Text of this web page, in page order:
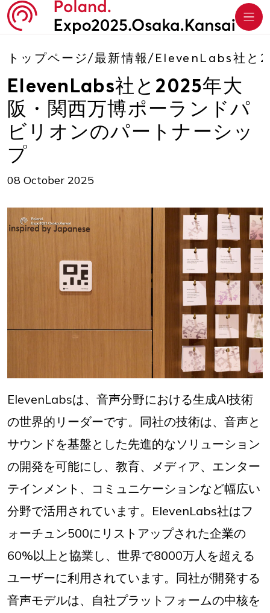
トップページ/最新情報/ElevenLabs社と
ElevenLabs社と2025年大
阪・関西万博ポーランドパ
ビリオンのパートナーシッ
プ
08 October 2025
ElevenLabsは、音声分野における生成AI技術
の世界的リーダーです。同社の技術は、音声と
サウンドを基盤とした先進的なソリューション
の開発を可能にし、教育、メディア、エンター
テインメント、コミュニケーションなど幅広い
分野で活用されています。ElevenLabs社はフ
ォーチュン500にリストアップされた企業の
60%以上と協業し、世界で8000万人を超える
ユーザーに利用されています。同社が開発する
音声モデルは、自社プラットフォームの中核を